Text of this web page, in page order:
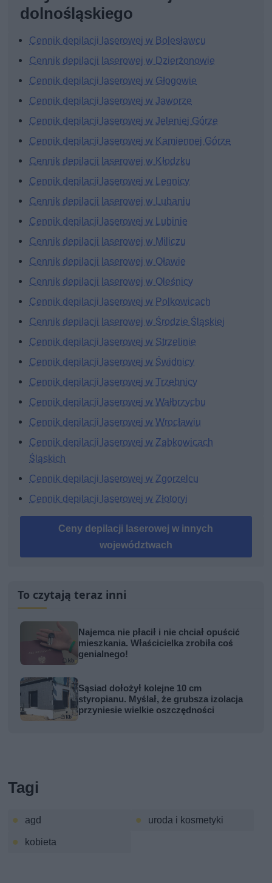
dolnośląskiego
Cennik depilacji laserowej w Bolesławcu
Cennik depilacji laserowej w Dzierżonowie
Cennik depilacji laserowej w Głogowie
Cennik depilacji laserowej w Jaworze
Cennik depilacji laserowej w Jeleniej Górze
Cennik depilacji laserowej w Kamiennej Górze
Cennik depilacji laserowej w Kłodzku
Cennik depilacji laserowej w Legnicy
Cennik depilacji laserowej w Lubaniu
Cennik depilacji laserowej w Lubinie
Cennik depilacji laserowej w Miliczu
Cennik depilacji laserowej w Oławie
Cennik depilacji laserowej w Oleśnicy
Cennik depilacji laserowej w Polkowicach
Cennik depilacji laserowej w Środzie Śląskiej
Cennik depilacji laserowej w Strzelinie
Cennik depilacji laserowej w Świdnicy
Cennik depilacji laserowej w Trzebnicy
Cennik depilacji laserowej w Wałbrzychu
Cennik depilacji laserowej w Wrocławiu
Cennik depilacji laserowej w Ząbkowicach
Śląskich
Cennik depilacji laserowej w Zgorzelcu
Cennik depilacji laserowej w Złotoryi
Ceny depilacji laserowej w innych
województwach
To czytają teraz inni
Najemca nie płacił i nie chciał opuścić
mieszkania. Właścicielka zrobiła coś
genialnego!
Sąsiad dołożył kolejne 10 cm
styropianu. Myślał, że grubsza izolacja
przyniesie wielkie oszczędności
Tagi
agd
uroda i kosmetyki
kobieta